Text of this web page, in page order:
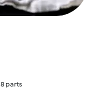
8 parts